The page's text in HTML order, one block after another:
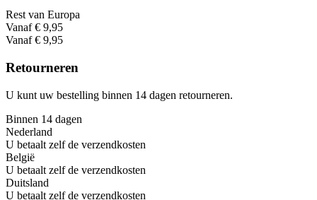
Rest van Europa
Vanaf € 9,95
Vanaf € 9,95
Retourneren
U kunt uw bestelling binnen 14 dagen retourneren.
Binnen 14 dagen
Nederland
U betaalt zelf de verzendkosten
België
U betaalt zelf de verzendkosten
Duitsland
U betaalt zelf de verzendkosten